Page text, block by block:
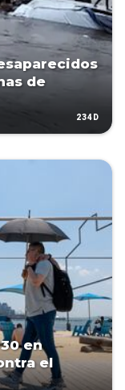
de
234D
en
el